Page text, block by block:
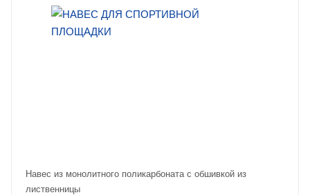
Навес из монолитного поликарбоната с обшивкой из
лиственницы